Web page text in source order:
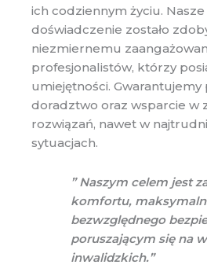
ich codziennym życiu.
doświadczenie zostało
niezmiernemu
profesjonalistów, którzy
umiejętności.
doradztwo oraz wsparcie w
rozwiązań, nawet w
sytuacjach.
” Naszym celem jest
komfortu,
bezwzględnego
poruszającym się na
inwalidzkich.”